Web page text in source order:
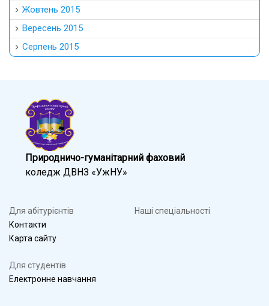
Жовтень 2015
Вересень 2015
Серпень 2015
Природничо-гуманітарний фаховий
коледж ДВНЗ «УжНУ»
Для абітурієнтів
Контакти
Карта сайту
Наші спеціальності
Для студентів
Електронне навчання